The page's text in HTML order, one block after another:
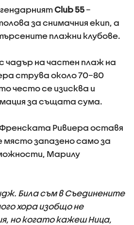
Club 55 –
за снимачния екип, а
плажни клубове.
чадър на частен плаж на
струва около 70–80
често се изисква и
за същата сума.
Ривиера оставя
място запазено само за
Марилу
Била съм в Съединените
хора изобщо не
но когато кажеш Ница,